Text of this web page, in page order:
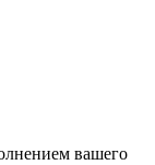
вашего